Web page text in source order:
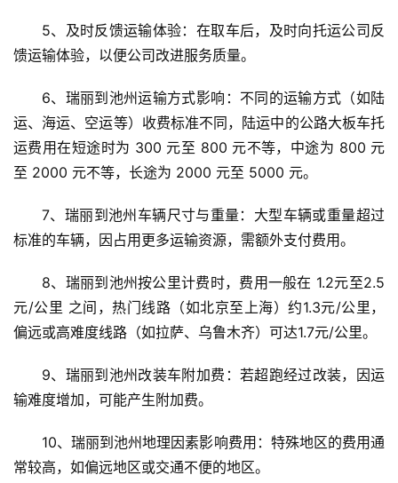
5、及时反馈运输体验：在取车后，及时向托运公司反
馈运输体验，以便公司改进服务质量。
6、瑞丽到池州运输方式影响：不同的运输方式（如陆
运、海运、空运等）收费标准不同，陆运中的公路大板车托
运费用在短途时为 300 元至 800 元不等，中途为 800 元
至 2000 元不等，长途为 2000 元至 5000 元。
7、瑞丽到池州车辆尺寸与重量：大型车辆或重量超过
标准的车辆，因占用更多运输资源，需额外支付费用。
8、瑞丽到池州按公里计费时，费用一般在 1.2元至2.5
元/公里 之间，热门线路（如北京至上海）约1.3元/公里，
偏远或高难度线路（如拉萨、乌鲁木齐）可达1.7元/公里。
9、瑞丽到池州改装车附加费：若超跑经过改装，因运
输难度增加，可能产生附加费。
10、瑞丽到池州地理因素影响费用：特殊地区的费用通
常较高，如偏远地区或交通不便的地区。